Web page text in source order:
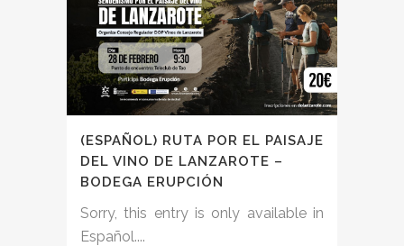
(ESPAÑOL) RUTA POR EL PAISAJE
DEL VINO DE LANZAROTE –
BODEGA ERUPCIÓN
Sorry, this entry is only available in
Español....